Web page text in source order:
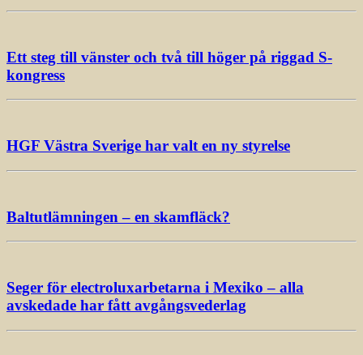
Ett steg till vänster och två till höger på riggad S-
kongress
HGF Västra Sverige har valt en ny styrelse
Baltutlämningen – en skamfläck?
Seger för electroluxarbetarna i Mexiko – alla
avskedade har fått avgångsvederlag